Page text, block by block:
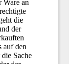
Ware an
die
der
auf den
Sache